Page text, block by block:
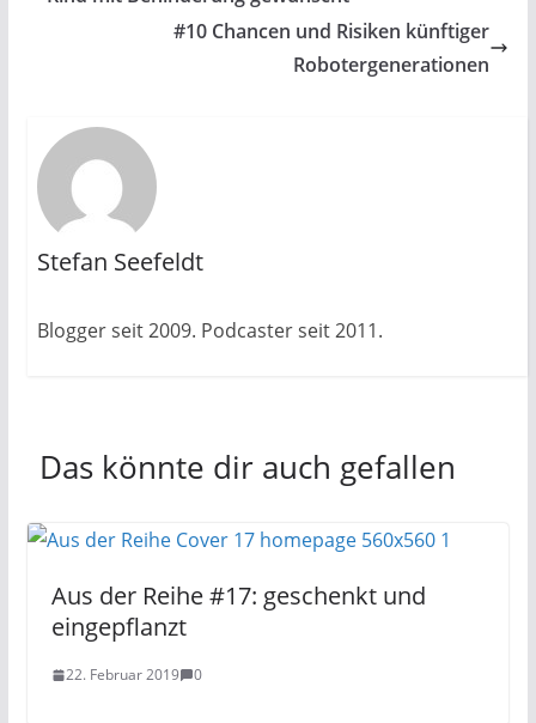
#10 Chancen und Risiken künftiger
Robotergenerationen
Stefan Seefeldt
Blogger seit 2009. Podcaster seit 2011.
Das könnte dir auch gefallen
Aus der Reihe #17: geschenkt und
eingepflanzt
22. Februar 2019 0